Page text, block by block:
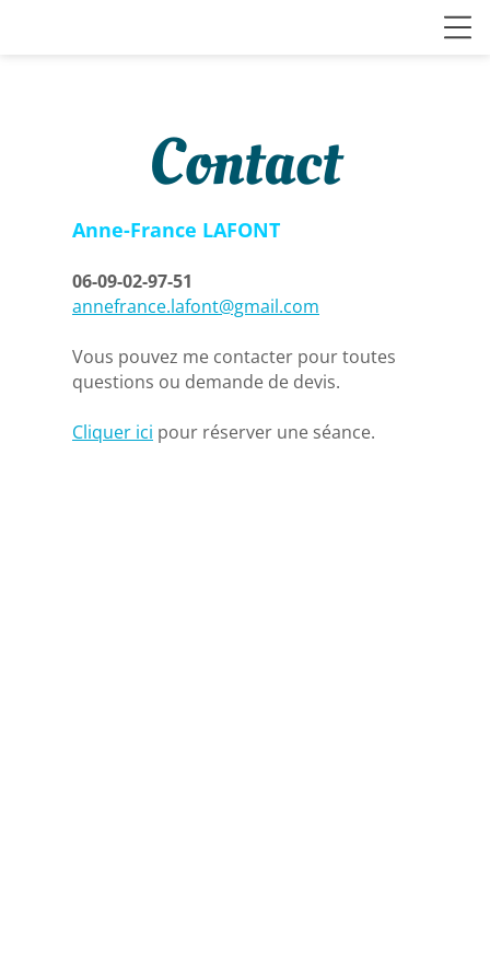
Contact
Anne-France LAFONT
06-09-02-97-51
annefrance.lafont@gmail.com
Vous pouvez me contacter pour toutes
questions ou demande de devis.
Cliquer ici pour réserver une séance.